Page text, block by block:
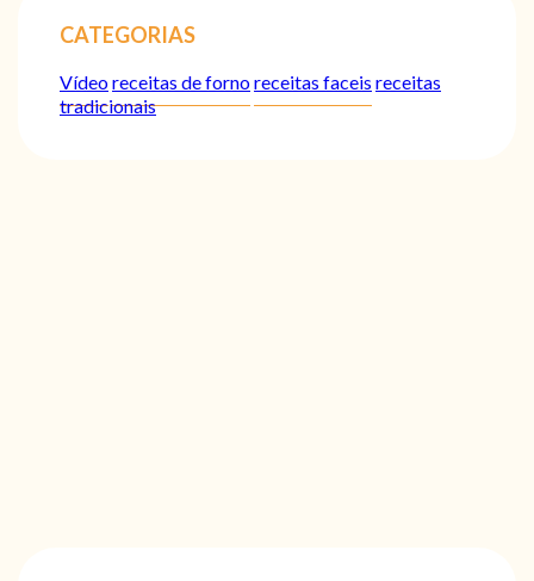
CATEGORIAS
Vídeoreceitas de fornoreceitas faceis receitas
tradicionais